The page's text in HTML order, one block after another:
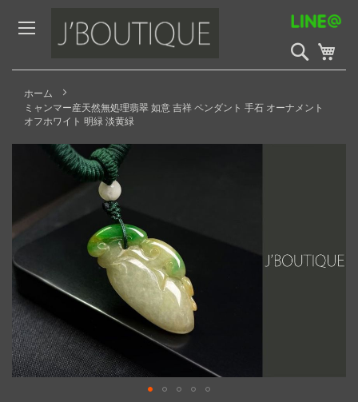
to
Content
検
索
開
ホーム
ミャンマー産天然無処理翡翠 如意 吉祥 ペンダント 手石 オーナメント
オフホワイト 明緑 淡黄緑
Skip
the
images